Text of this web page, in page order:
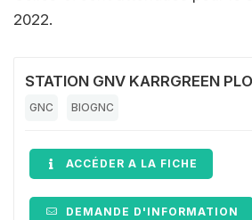
2022.
STATION GNV KARRGREEN
GNC BIOGNC
ACCÉDER A LA FICHE
DEMANDE D'INFORMATION